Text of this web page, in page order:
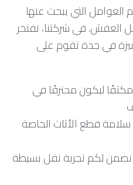
العوامل التي يبحث عنها
العفش. في شركتنا، نفتخر
في جدة تقوم على
قطع الأثاث الخاصة
لكم تجربة نقل بسيطة